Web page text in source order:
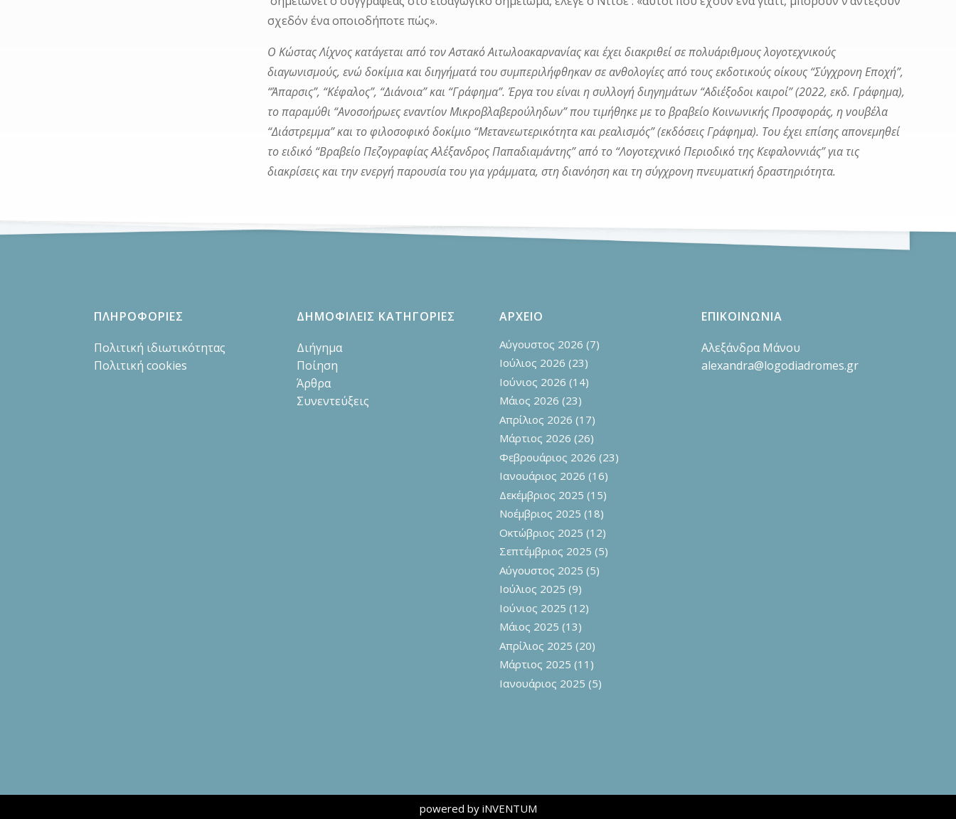
σχεδόν ένα οποιοδήποτε πώς».
Ο Κώστας Λίχνος κατάγεται από τον Αστακό Αιτωλοακαρνανίας και έχει διακριθεί σε πολυάριθμους λογοτεχνικούς
διαγωνισμούς, ενώ δοκίμια και διηγήματά του συμπεριλήφθηκαν σε ανθολογίες από τους εκδοτικούς οίκους “Σύγχρονη Εποχή”,
“Άπαρσις”, “Κέφαλος”, “Διάνοια” και “Γράφημα”. Έργα του είναι η συλλογή διηγημάτων “Αδιέξοδοι καιροί” (2022, εκδ. Γράφημα),
το παραμύθι “Ανοσοήρωες εναντίον Μικροβλαβερούληδων” που τιμήθηκε με το βραβείο Κοινωνικής Προσφοράς, η νουβέλα
“Διάστρεμμα” και το φιλοσοφικό δοκίμιο “Μετανεωτερικότητα και ρεαλισμός” (εκδόσεις Γράφημα). Του έχει επίσης απονεμηθεί
το ειδικό “Βραβείο Πεζογραφίας Αλέξανδρος Παπαδιαμάντης” από το “Λογοτεχνικό Περιοδικό της Κεφαλοννιάς” για τις
διακρίσεις και την ενεργή παρουσία του για γράμματα, στη διανόηση και τη σύγχρονη πνευματική δραστηριότητα.
ΠΛΗΡΟΦΟΡΙΕΣ
Πολιτική ιδιωτικότητας
Πολιτική cookies
ΔΗΜΟΦΙΛΕΙΣ ΚΑΤΗΓΟΡΙΕΣ
Διήγημα
Ποίηση
Άρθρα
Συνεντεύξεις
ΑΡΧΕΙΟ
Αύγουστος 2026 (7)
Ιούλιος 2026 (23)
Ιούνιος 2026 (14)
Μάιος 2026 (23)
Απρίλιος 2026 (17)
Μάρτιος 2026 (26)
Φεβρουάριος 2026 (23)
Ιανουάριος 2026 (16)
Δεκέμβριος 2025 (15)
Νοέμβριος 2025 (18)
Οκτώβριος 2025 (12)
Σεπτέμβριος 2025 (5)
Αύγουστος 2025 (5)
Ιούλιος 2025 (9)
Ιούνιος 2025 (12)
Μάιος 2025 (13)
Απρίλιος 2025 (20)
Μάρτιος 2025 (11)
Ιανουάριος 2025 (5)
ΕΠΙΚΟΙΝΩΝΙΑ
Αλεξάνδρα Μάνου
alexandra@logodiadromes.gr
powered by iNVENTUM